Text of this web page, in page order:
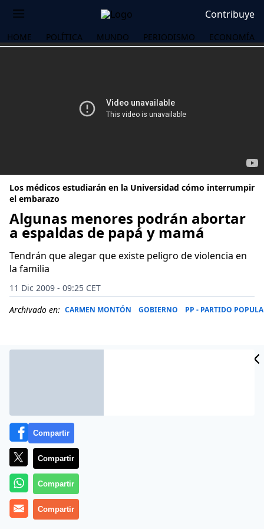
Contribuye
HOME POLÍTICA MUNDO PERIODISMO ECONOMÍA
Los médicos estudiarán en la Universidad cómo interrumpir
el embarazo
Algunas menores podrán abortar
a espaldas de papá y mamá
Tendrán que alegar que existe peligro de violencia en
la familia
11 Dic 2009 - 09:25 CET
Archivado en: CARMEN MONTÓN GOBIERNO PP - PARTIDO
PNV y PSOE han alcanzado un acuerdo para imponer a
las jóvenes que abortan la obligación de
Compartir
Compartir
Compartir
Compartir